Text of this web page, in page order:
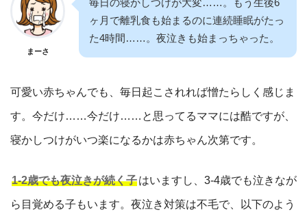
まーさ
ヶ月で離乳食も始まるのに連続睡眠がたっ
た4時間……。夜泣きも始まっちゃった。
可愛い赤ちゃんでも、毎日起こされれば憎たらしく感じま
す。今だけ……今だけ……と思ってるママには酷ですが、
寝かしつけがいつ楽になるかは赤ちゃん次第です。
1-2歳でも夜泣きが続く子はいますし、3-4歳でも泣きなが
ら目覚める子もいます。夜泣き対策は不毛で、以下のよう